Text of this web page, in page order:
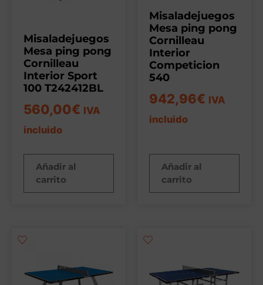
Misaladejuegos
Mesa ping pong
Cornilleau
Interior Sport
100 T242412BL
560,00€ IVA
incluido
Añadir al
carrito
Misaladejuegos
Mesa ping pong
Cornilleau
Interior
Competicion
540
942,96€ IVA
incluido
Añadir al
carrito